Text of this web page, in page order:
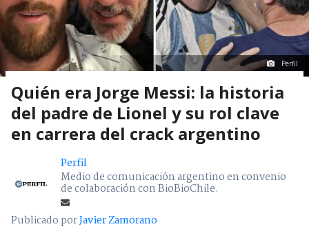
Perfil
Quién era Jorge Messi: la historia
del padre de Lionel y su rol clave
en carrera del crack argentino
Perfil
Medio de comunicación argentino en convenio
de colaboración con BioBioChile.
Publicado porJavier Zamorano